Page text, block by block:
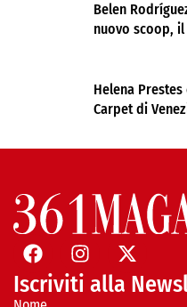
Belen
nuovo scoop,
Helena
Carpet di
Iscriviti alla